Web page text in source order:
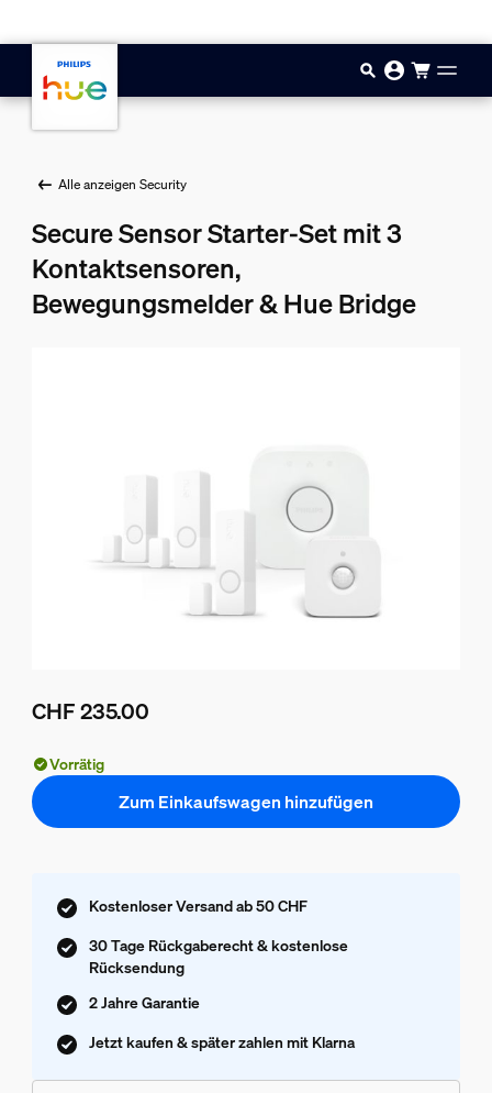
Alle anzeigen Security
Secure Sensor Starter-Set mit 3
Kontaktsensoren,
Bewegungsmelder & Hue Bridge
CHF 235.00
Vorrätig
Zum Einkaufswagen hinzufügen
Kostenloser Versand ab 50 CHF
30 Tage Rückgaberecht & kostenlose
Rücksendung
2 Jahre Garantie
Jetzt kaufen & später zahlen mit Klarna